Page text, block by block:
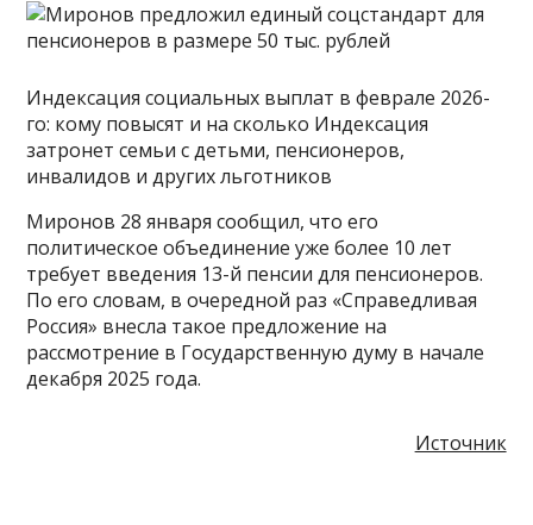
Индексация социальных выплат в феврале 2026-
го: кому повысят и на сколько Индексация
затронет семьи с детьми, пенсионеров,
инвалидов и других льготников
Миронов 28 января сообщил, что его
политическое объединение уже более 10 лет
требует введения 13-й пенсии для пенсионеров.
По его словам, в очередной раз «Справедливая
Россия» внесла такое предложение на
рассмотрение в Государственную думу в начале
декабря 2025 года.
Источник